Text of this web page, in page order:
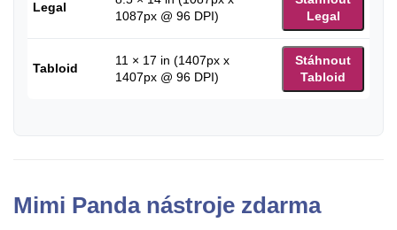
Legal
1087px @ 96 DPI)
Legal
Tabloid
11 × 17 in (1407px x
1407px @ 96 DPI)
Stáhnout
Tabloid
Mimi Panda nástroje zdarma